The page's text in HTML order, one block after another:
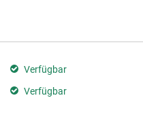
Verfügbar
Verfügbar